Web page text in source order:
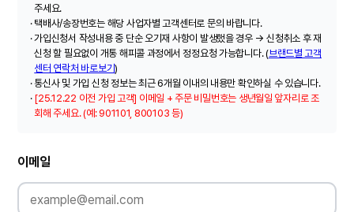
주세요.
· 택배사/송장번호는 해당 사업자별 고객센터로 문의 바랍니다.
·가입신청서 작성내용 중 단순 오기재 사항이 발생했을 경우 → 신청취소 후 재
신청 할 필요없이 개통 해피콜 과정에서 정정요청 가능합니다. (브랜드별 고객
센터 연락처 바로보기)
·통신사 및 가입 신청 정보는 최근 6개월 이내의 내용만 확인하실 수 있습니다.
· [25.12.22 이전 가입 고객] 이메일 + 주문 비밀번호는 생년월일 앞자리로 조
회해 주세요. (예: 901101, 800103 등)
이
메
일
밀
이메일